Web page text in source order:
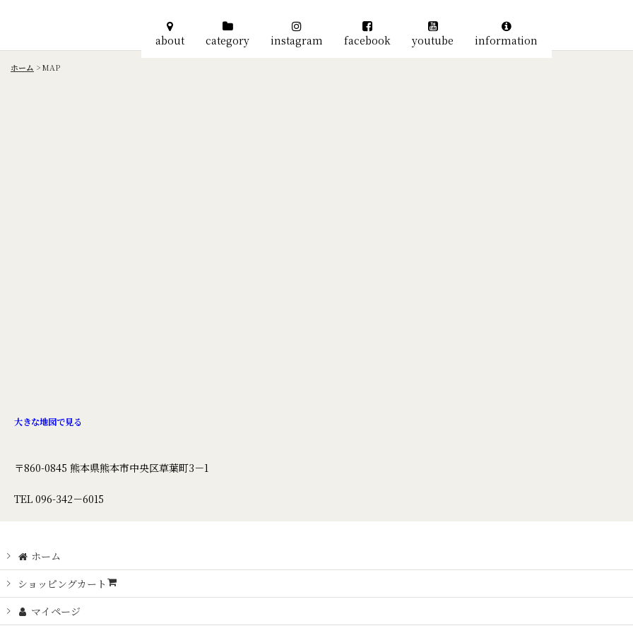
about category instagram facebook youtube information
ホーム > MAP
大きな地図で見る
〒860-0845 熊本県熊本市中央区草葉町3－1
TEL 096-342－6015
ホーム
ショッピングカート
マイページ